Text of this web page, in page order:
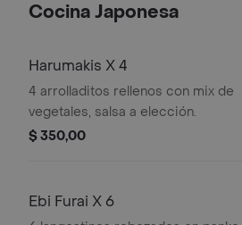
Cocina Japonesa
Harumakis X 4
4 arrolladitos rellenos con mix de
vegetales, salsa a elección.
$ 350,00
Ebi Furai X 6